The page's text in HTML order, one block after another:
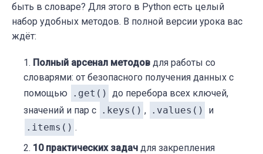
быть в словаре? Для этого в Python есть целый
набор удобных методов. В полной версии урока вас
ждёт:
Полный арсенал методов для работы со
словарями: от безопасного получения данных с
помощью
.get() до перебора всех ключей,
значений и пар с .keys() , .values()
и
.items() .
10 практических задач для закрепления